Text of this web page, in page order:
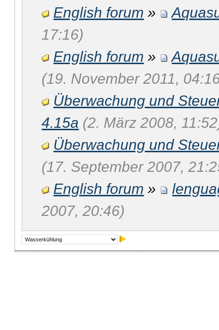
English forum »
17:16)
English forum »
(19. November 2011,
Überwachung und
4.15a (2. März 2008,
Überwachung und
(17. September 2007,
English forum »
2007, 20:46)